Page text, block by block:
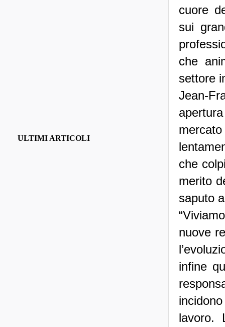
cuore
sui
che
settore
Jean-
che
merito
saputo
nuove
infine
lavoro.
ULTIMI ARTICOLI